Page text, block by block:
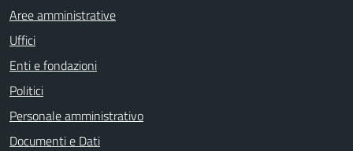
Aree amministrative
Uffici
Enti e fondazioni
Politici
Personale amministrativo
Documenti e Dati